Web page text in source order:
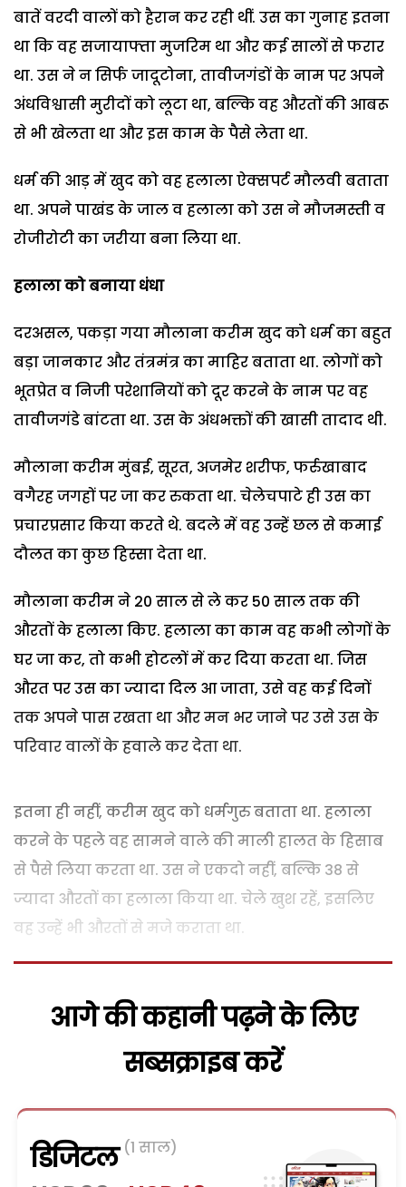
बातें वरदी वालों को हैरान कर रही थीं. उस का गुनाह इतना
था कि वह सजायाफ्ता मुजरिम था और कई सालों से फरार
था. उस ने न सिर्फ जादूटोना, तावीजगंडों के नाम पर अपने
अंधविश्वासी मुरीदों को लूटा था, बल्कि वह औरतों की आबरू
से भी खेलता था और इस काम के पैसे लेता था.
धर्म की आड़ में खुद को वह हलाला ऐक्सपर्ट मौलवी बताता
था. अपने पाखंड के जाल व हलाला को उस ने मौजमस्ती व
रोजीरोटी का जरीया बना लिया था.
हलाला को बनाया धंधा
दरअसल, पकड़ा गया मौलाना करीम खुद को धर्म का बहुत
बड़ा जानकार और तंत्रमंत्र का माहिर बताता था. लोगों को
भूतप्रेत व निजी परेशानियों को दूर करने के नाम पर वह
तावीजगंडे बांटता था. उस के अंधभक्तों की खासी तादाद थी.
मौलाना करीम मुंबई, सूरत, अजमेर शरीफ, फर्रुखाबाद
वगैरह जगहों पर जा कर रुकता था. चेलेचपाटे ही उस का
प्रचारप्रसार किया करते थे. बदले में वह उन्हें छल से कमाई
दौलत का कुछ हिस्सा देता था.
मौलाना करीम ने 20 साल से ले कर 50 साल तक की
औरतों के हलाला किए. हलाला का काम वह कभी लोगों के
घर जा कर, तो कभी होटलों में कर दिया करता था. जिस
औरत पर उस का ज्यादा दिल आ जाता, उसे वह कई दिनों
तक अपने पास रखता था और मन भर जाने पर उसे उस के
परिवार वालों के हवाले कर देता था.
इतना ही नहीं, करीम खुद को धर्मगुरु बताता था. हलाला
करने के पहले वह सामने वाले की माली हालत के हिसाब
से पैसे लिया करता था. उस ने एकदो नहीं, बल्कि 38 से
ज्यादा औरतों का हलाला किया था. चेले खुश रहें, इसलिए
वह उन्हें भी औरतों से मजे कराता था.
आगे की कहानी पढ़ने के लिए
सब्सक्राइब करें
डिजिटल (1 साल)